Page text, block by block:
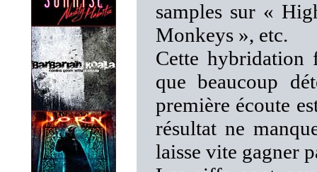
samples sur «
Monkeys », etc.
Cette
que beaucoup
première écoute
résultat ne
laisse vite gagner